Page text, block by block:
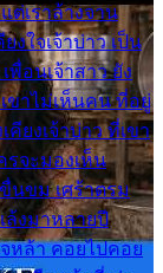
ต่เราล้างจาน
งใจเจ้าบ่าว เป็น
พื่อนเจ้าสาว ยัง
ขาไม่เห็นคน ที่อยู่
คียงเจ้าบ่าว ที่เขา
รจะมองเห็น
นขม เศร้าตรม
ล้งมาหลายปี
หล้า คอยไปคอย